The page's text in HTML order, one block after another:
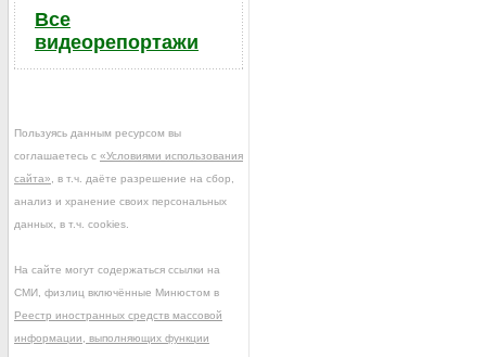
Все
видеорепортажи
Пользуясь данным ресурсом вы
соглашаетесь с «Условиями использования
сайта» , в т.ч. даёте разрешение на сбор,
анализ и хранение своих персональных
данных, в т.ч. cookies.
На сайте могут содержаться ссылки на
СМИ, физлиц включённые Минюстом в
Реестр иностранных средств массовой
информации, выполняющих функции